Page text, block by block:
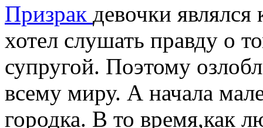
Призрак девочки
хотел слушать правду о
супругой. Поэтому
всему миру. А начала
городка. В то время,как